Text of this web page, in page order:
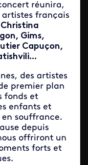
réunira,
artistes français
Christina
Gims,
Capuçon,
des artistes
premier plan
fonds et
enfants et
souffrance.
depuis
offriront un
forts et